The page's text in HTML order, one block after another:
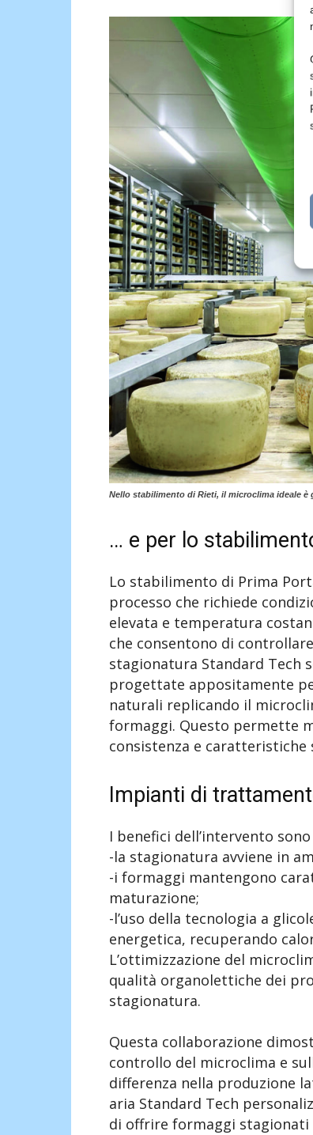
Nello stabilimento di Rieti, il microclima ideale
… e per lo
Lo stabilimento di Prima
processo che richiede
elevata e temperatura
che consentono di
stagionatura Standard Tech
progettate appositamente
naturali replicando il
formaggi. Questo permette
consistenza e
Impianti di
I benefici dell’intervento
-la stagionatura avviene in
-i formaggi mantengono
maturazione;
-l’uso della tecnologia a
energetica, recuperando
L’ottimizzazione del
qualità organolettiche dei
stagionatura.
Questa collaborazione
controllo del microclima e
differenza nella produzione
aria Standard Tech
di offrire formaggi stagionati